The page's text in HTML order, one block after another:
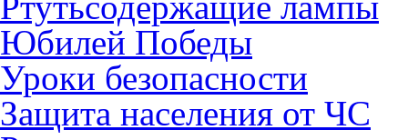
Юбилей Победы
Уроки безопасности
Защита населения от ЧС